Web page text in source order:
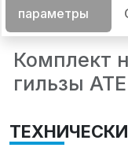
параметры
Комплект
гильзы